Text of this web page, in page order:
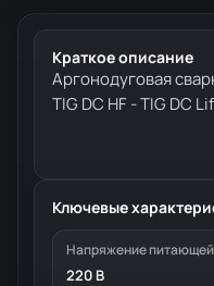
Краткое описание
Аргонодуговая
TIG DC HF - TIG DC
Ключевые
Напряжение
220 В